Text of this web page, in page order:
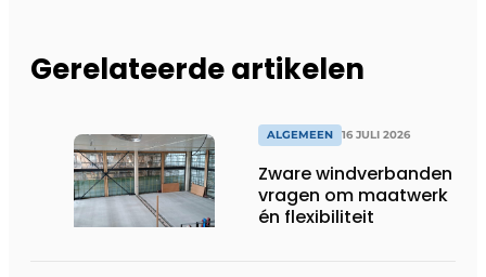
Gerelateerde artikelen
ALGEMEEN 16 JULI 2026
Zware windverbanden
vragen om maatwerk
én flexibiliteit